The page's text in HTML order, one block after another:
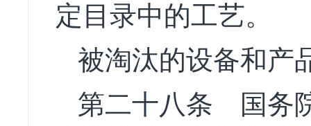
定目录中的工艺。
被淘汰的设备和产
第二十八条 国务